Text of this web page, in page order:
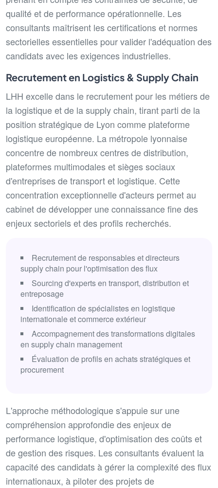
qualité et de performance opérationnelle. Les
consultants maîtrisent les certifications et normes
sectorielles essentielles pour valider l'adéquation des
candidats avec les exigences industrielles.
Recrutement en Logistics & Supply Chain
LHH excelle dans le recrutement pour les métiers de
la logistique et de la supply chain, tirant parti de la
position stratégique de Lyon comme plateforme
logistique européenne. La métropole lyonnaise
concentre de nombreux centres de distribution,
plateformes multimodales et sièges sociaux
d'entreprises de transport et logistique. Cette
concentration exceptionnelle d'acteurs permet au
cabinet de développer une connaissance fine des
enjeux sectoriels et des profils recherchés.
Recrutement de responsables et directeurs
supply chain pour l'optimisation des flux
Sourcing d'experts en transport, distribution et
entreposage
Identification de spécialistes en logistique
internationale et commerce extérieur
Accompagnement des transformations digitales
en supply chain management
Évaluation de profils en achats stratégiques et
procurement
L'approche méthodologique s'appuie sur une
compréhension approfondie des enjeux de
performance logistique, d'optimisation des coûts et
de gestion des risques. Les consultants évaluent la
capacité des candidats à gérer la complexité des flux
internationaux, à piloter des projets de